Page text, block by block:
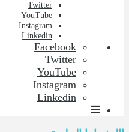
Twitter
YouTube
Instagram
Linkedin
Facebook
Twitter
YouTube
Instagram
Linkedin